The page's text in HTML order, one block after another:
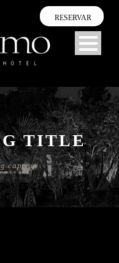
TITLE
caption
RESERVAR